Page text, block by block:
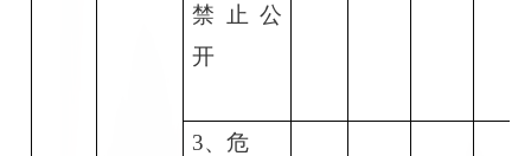
禁止公
开
3、危